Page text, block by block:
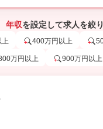
年収を設定して求人を絞
上 400万円以上
万円以上 900万円以上